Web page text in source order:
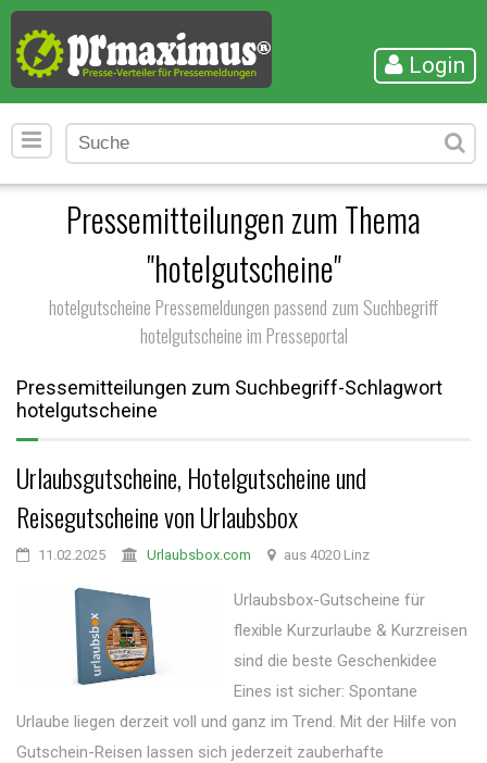
Login
Pressemitteilungen zum Thema
"hotelgutscheine"
hotelgutscheine Pressemeldungen passend zum Suchbegriff
hotelgutscheine im Presseportal
Pressemitteilungen zum Suchbegriff-Schlagwort
hotelgutscheine
Urlaubsgutscheine, Hotelgutscheine und
Reisegutscheine von Urlaubsbox
11.02.2025 Urlaubsbox.com aus 4020 Linz
Urlaubsbox-Gutscheine für
flexible Kurzurlaube & Kurzreisen
sind die beste Geschenkidee
Eines ist sicher: Spontane
Urlaube liegen derzeit voll und ganz im Trend. Mit der Hilfe von
Gutschein-Reisen lassen sich jederzeit zauberhafte